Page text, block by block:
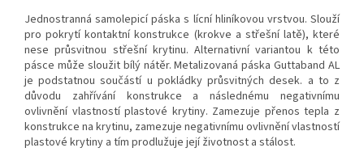
Jednostranná samolepicí páska s lícní hliníkovou vrstvou. Slouží
pro pokrytí kontaktní konstrukce (krokve a střešní latě), které
nese průsvitnou střešní krytinu. Alternativní variantou k této
pásce může sloužit bílý nátěr. Metalizovaná páska Guttaband AL
je podstatnou součástí u pokládky průsvitných desek. a to z
důvodu zahřívání konstrukce a následnému negativnímu
ovlivnění vlastností plastové krytiny. Zamezuje přenos tepla z
konstrukce na krytinu, zamezuje negativnímu ovlivnění vlastností
plastové krytiny a tím prodlužuje její životnost a stálost.